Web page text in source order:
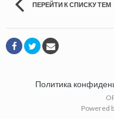
ПЕРЕЙТИ К СПИСКУ ТЕМ
Политика
Powered